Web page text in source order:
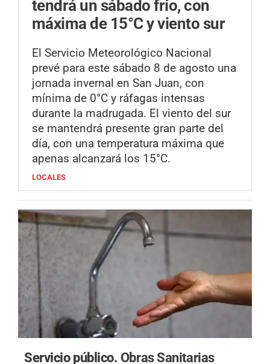
tendrá un sábado frío, con
máxima de 15°C y viento sur
El Servicio Meteorológico Nacional
prevé para este sábado 8 de agosto una
jornada invernal en San Juan, con
mínima de 0°C y ráfagas intensas
durante la madrugada. El viento del sur
se mantendrá presente gran parte del
día, con una temperatura máxima que
apenas alcanzará los 15°C.
LOCALES
Servicio público. Obras Sanitarias